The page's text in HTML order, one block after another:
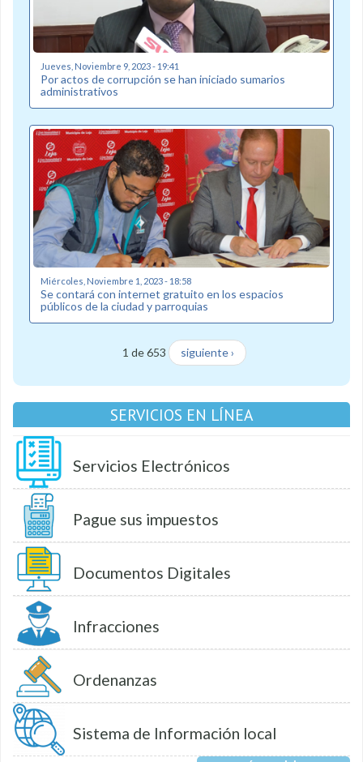
Jueves, Noviembre 9, 2023 - 19:41
Por actos de corrupción se han iniciado sumarios
administrativos
Miércoles, Noviembre 1, 2023 - 18:58
Se contará con internet gratuito en los espacios
públicos de la ciudad y parroquias
1 de 653 siguiente ›
SERVICIOS EN LÍNEA
Servicios Electrónicos
Pague sus impuestos
Documentos Digitales
Infracciones
Ordenanzas
Sistema de Información local